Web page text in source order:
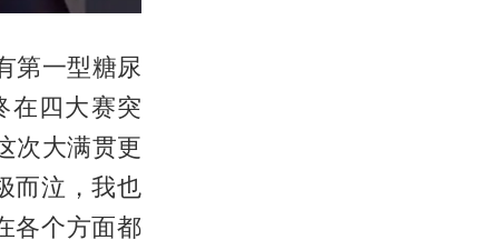
第一型糖尿
在四大赛突
次大满贯更
而泣，我也
各个方面都